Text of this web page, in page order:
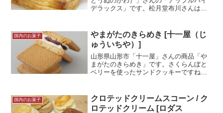
デラックス」です。松月堂布川さんは和
ィリングと、店頭に書かれていた「甘さ
をひかえていません」に...＜続きを読む
＞
国内のお菓子
やまがたのきらめき [十一屋（じ
ゅういちや）]
山形県山形市「十一屋」さんの商品「や
まがたのきらめき」です。さくらんぼと
ベリーを使ったサンドクッキーですね。
あわせ」と一緒に買ってきました。こち
らもとても可愛らしい...＜続きを読む＞
国内のお菓子
クロテッドクリームスコーン / ク
ロテッドクリーム [ロダス